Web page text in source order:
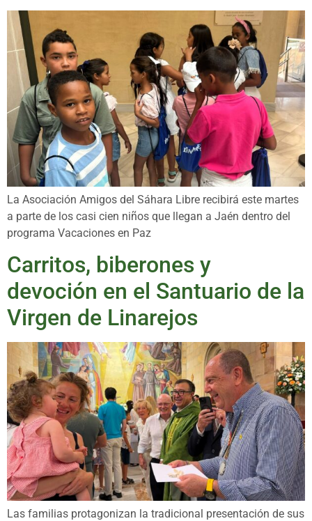
La Asociación Amigos del Sáhara Libre recibirá este martes
a parte de los casi cien niños que llegan a Jaén dentro del
programa Vacaciones en Paz
Carritos, biberones y
devoción en el Santuario de la
Virgen de Linarejos
Las familias protagonizan la tradicional presentación de sus